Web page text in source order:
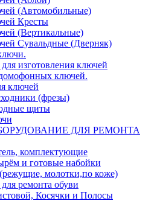
(Автомобильные)
Кресты
(Вертикальные)
Сувальдные (Дверняк)
изготовления ключей
ключей.
ключей
(фрезы)
щиты
ДЛЯ РЕМОНТА
комплектующие
и готовые набойки
молотки,по коже)
ремонта обуви
Косячки и Полосы